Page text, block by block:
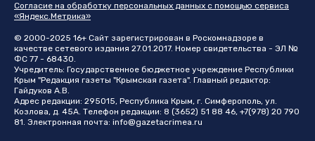
Согласие на обработку персональных данных с помощью сервиса
«Яндекс.Метрика»
© 2000-2025 16+ Сайт зарегистрирован в Роскомнадзоре в
качестве сетевого издания 27.01.2017. Номер свидетельства - ЭЛ №
ФС 77 - 68430.
Учредитель: Государственное бюджетное учреждение Республики
Крым "Редакция газеты "Крымская газета". Главный редактор:
Гайдуков А.В.
Адрес редакции: 295015, Республика Крым, г. Симферополь, ул.
Козлова, д. 45А. Телефон редакции: 8 (3652) 51 88 46, +7(978) 20 790
81. Электронная почта: info@gazetacrimea.ru